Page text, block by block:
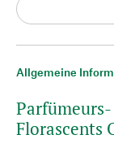
Allgemeine
Florascents